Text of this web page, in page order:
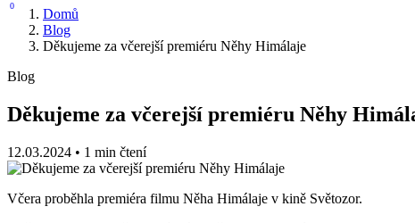
0
Domů
Blog
Děkujeme za včerejší premiéru Něhy Himálaje
Blog
Děkujeme za včerejší premiéru Něhy
12.03.2024 • 1 min čtení
Včera proběhla premiéra filmu Něha Himálaje v kině Světozor.